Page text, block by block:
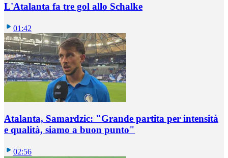
L'Atalanta fa tre gol allo Schalke
01:42
Atalanta, Samardzic: "Grande partita per intensità
e qualità, siamo a buon punto"
02:56